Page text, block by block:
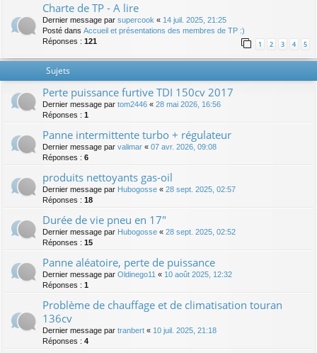
Charte de TP - A lire
Dernier message par supercook « 14 juil. 2025, 21:25
Posté dans Accueil et présentations des membres de TP :)
Réponses : 121 1 2 3 4 5
Sujets
Perte puissance furtive TDI 150cv 2017
Dernier message par tom2446 « 28 mai 2026, 16:56
Réponses : 1
Panne intermittente turbo + régulateur
Dernier message par valimar « 07 avr. 2026, 09:08
Réponses : 6
produits nettoyants gas-oil
Dernier message par Hubogosse « 28 sept. 2025, 02:57
Réponses : 18
Durée de vie pneu en 17"
Dernier message par Hubogosse « 28 sept. 2025, 02:52
Réponses : 15
Panne aléatoire, perte de puissance
Dernier message par Oldinego11 « 10 août 2025, 12:32
Réponses : 1
Problème de chauffage et de climatisation touran
136cv
Dernier message par tranbert « 10 juil. 2025, 21:18
Réponses : 4